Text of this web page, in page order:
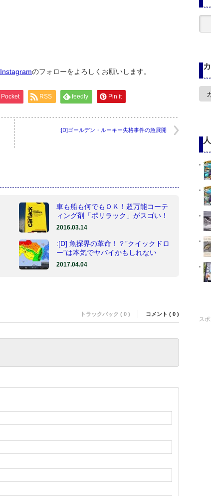
Instagramのフォローをよろしくお願いします。
Pocket RSS feedly Pin it
:[D]ゴールデン・ルーキー失格事件の急展開
車も船も何でもＯＫ！超万能コーテ
ィング剤「ポリラック」がスゴい！
2016.03.14
:[D] 魚探界の革命！？”クイックドロ
ー”は本気でヤバイかもしれない
2017.04.04
トラックバック ( 0 ) コメント ( 0 )
カ
ス